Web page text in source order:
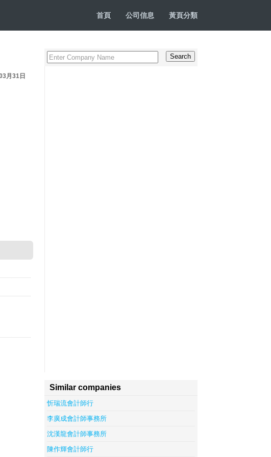
首頁 公司信息 黃頁分類
月31日
Similar companies
忻瑞流會計師行
李廣成會計師事務所
沈漢龍會計師事務所
陳作輝會計師行